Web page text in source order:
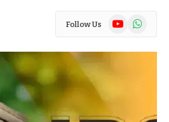
Follow Us YouTubeWhatsApp